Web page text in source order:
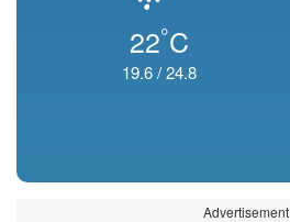
22°C
19.6/24.8
Advertisement